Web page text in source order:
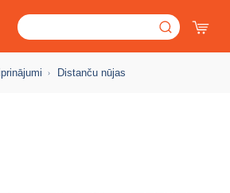
Distanču nūjas